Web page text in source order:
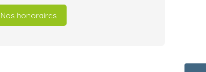
Nos honoraires